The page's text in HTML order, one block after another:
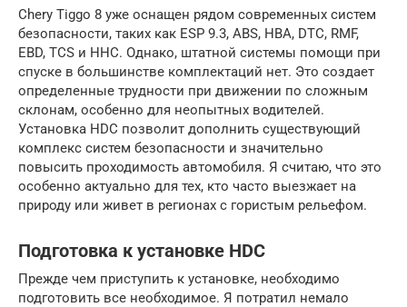
Chery Tiggo 8 уже оснащен рядом современных систем
безопасности, таких как ESP 9.3, ABS, HBA, DTC, RMF,
EBD, TCS и HHC. Однако, штатной системы помощи при
спуске в большинстве комплектаций нет. Это создает
определенные трудности при движении по сложным
склонам, особенно для неопытных водителей.
Установка HDC позволит дополнить существующий
комплекс систем безопасности и значительно
повысить проходимость автомобиля. Я считаю, что это
особенно актуально для тех, кто часто выезжает на
природу или живет в регионах с гористым рельефом.
Подготовка к установке HDC
Прежде чем приступить к установке, необходимо
подготовить все необходимое. Я потратил немало